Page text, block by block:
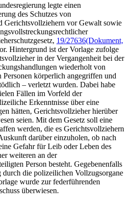
legte einen
des Schutzes von
Gerichtsvollziehern vor Gewalt sowie
19/27636(Dokument,
Hintergrund ist der Vorlage zufolge
in der Vergangenheit bei der
wiederholt von
körperlich angegriffen und
– verletzt wurden. Dabei habe
Fällen im Vorfeld der
Erkenntnisse über eine
hätten, Gerichtsvollzieher hierüber
seien. Mit dem Gesetz soll eine
werden, die es Gerichtsvollziehern
darüber einzuholen, ob nach
Gefahr für Leib oder Leben des
weiteren an der
Person besteht. Gegebenenfalls
durch die polizeilichen Vollzugsorgane
wurde zur federführenden
überwiesen.